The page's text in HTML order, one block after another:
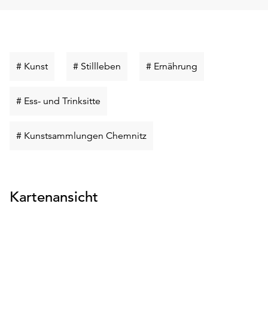
# KunstSchlüsselwort
# Stillleben Schlüsselwort
# Ernährung
# Ess- und Trinksitte
# Kunstsammlungen ChemnitzSchlüsselwort
Kartenansicht